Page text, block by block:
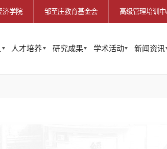
济学院 邹至庄教育基金会 高级管理培训
人才培养 研究成果 学术活动 新闻资讯